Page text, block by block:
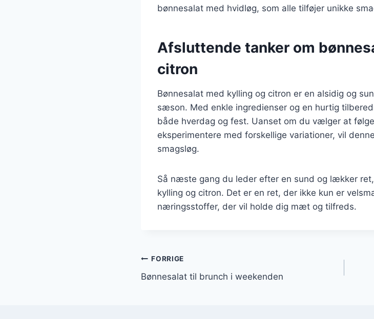
bønnesalat med hvidløg, som alle tilføjer unikke
Afsluttende tanker om
citron
Bønnesalat med kylling og citron er en alsidig og
sæson. Med enkle ingredienser og en hurtig
både hverdag og fest. Uanset om du vælger at
eksperimentere med forskellige variationer, vil
smagsløg.
Så næste gang du leder efter en sund og lækker
kylling og citron. Det er en ret, der ikke kun er
næringsstoffer, der vil holde dig mæt og tilfreds.
Indlægsnavigation
FORRIGE
Bønnesalat til brunch i weekenden